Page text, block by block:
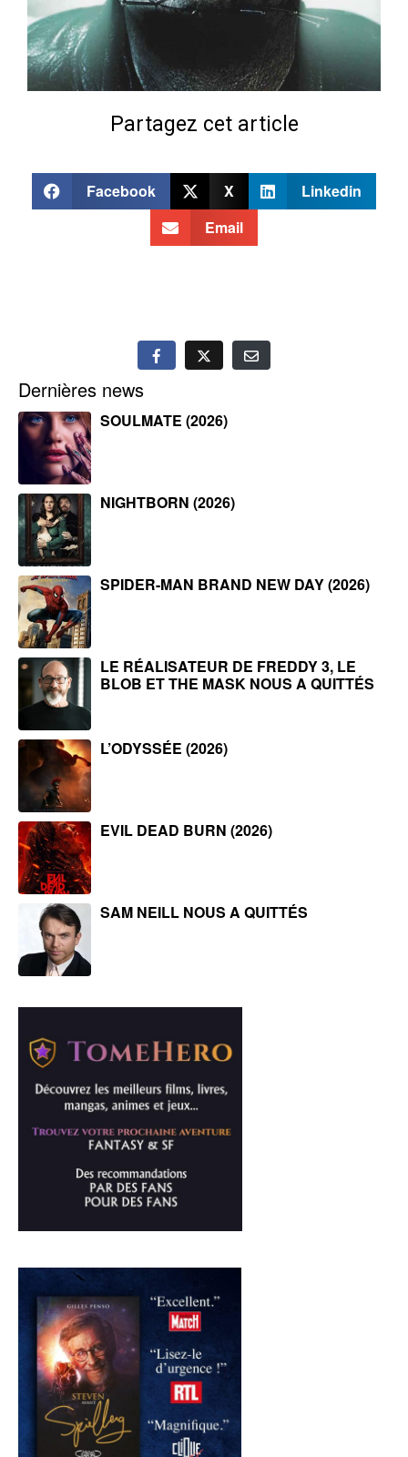
Partagez cet article
Facebook X
Linkedin
Email
Dernières news
SOULMATE (2026)
NIGHTBORN (2026)
SPIDER-MAN BRAND NEW DAY (2026)
LE RÉALISATEUR DE FREDDY 3, LE
BLOB ET THE MASK NOUS A QUITTÉS
L’ODYSSÉE (2026)
EVIL DEAD BURN (2026)
SAM NEILL NOUS A QUITTÉS